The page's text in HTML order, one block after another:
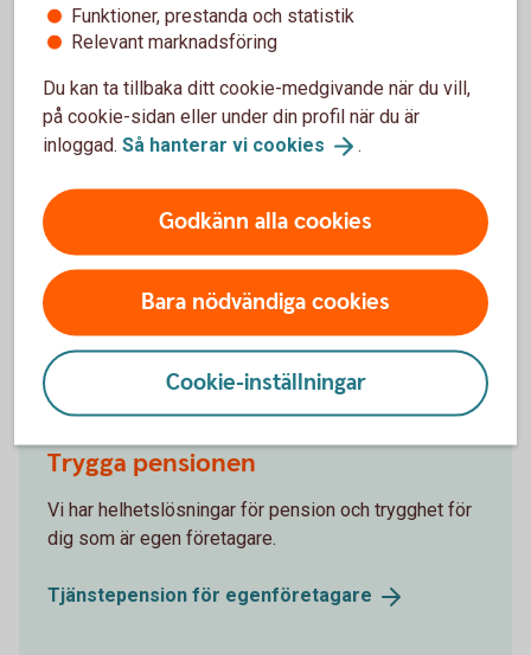
och lönetjänster som passar oavsett antal anställda.
Lösningar för smidiga betalningar
Försäkra ditt företag med en företagsförsäkring och
en fordonsförsäkring. Om det så är sjukdom eller en
skada på företagsbilen så har vi anpassade
lösningar just för dig.
Försäkra ditt
Trygga pensionen
Vi har helhetslösningar för pension och trygghet för
dig som är egen företagare.
Tjänstepension för egenföretagare
Funktioner, prestanda och statistik
Relevant marknadsföring
Du kan ta tillbaka ditt cookie-medgivande när du vill,
på cookie-sidan eller under din profil när du är
inloggad. Så hanterar vi cookies .
Godkänn alla cookies
Bara nödvändiga cookies
Cookie-inställningar